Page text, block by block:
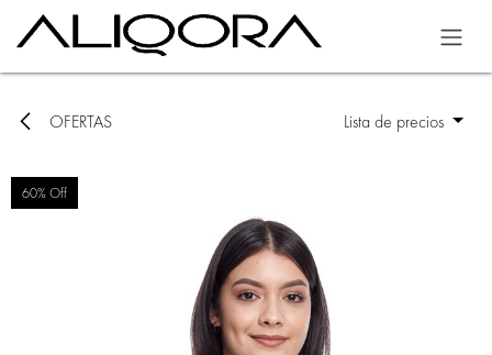
Ir al contenido
OFERTAS Lista de precios
60% Off
60% Off